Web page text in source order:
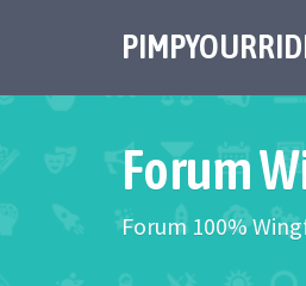
Forum
Forum 100%